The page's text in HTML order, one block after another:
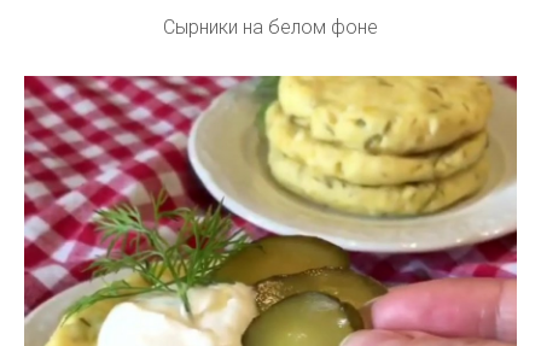
Сырники на белом фоне